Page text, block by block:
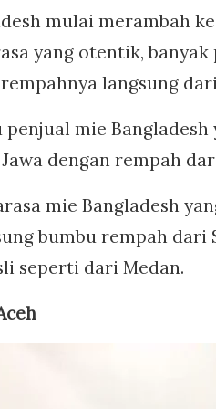
mulai merambah
yang otentik,
langsung
mie
dengan rempah
mie Bangladesh
bumbu rempah dari
seperti dari Medan.